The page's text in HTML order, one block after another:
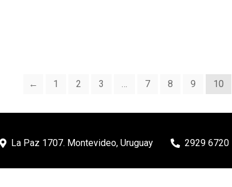
← 1 2 3 … 7 8 9 10
La Paz 1707. Montevideo, Uruguay 2929 6720